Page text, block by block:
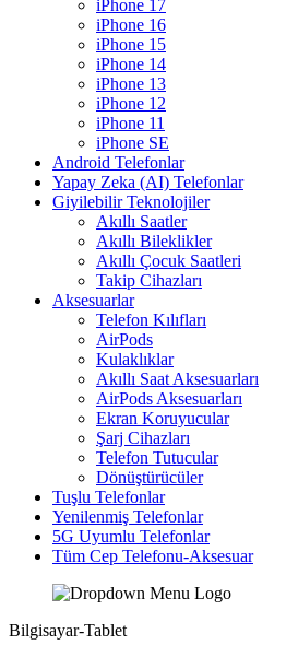
iPhone 17
iPhone 16
iPhone 15
iPhone 14
iPhone 13
iPhone 12
iPhone 11
iPhone SE
Android Telefonlar
Yapay Zeka (AI) Telefonlar
Giyilebilir Teknolojiler
Akıllı Saatler
Akıllı Bileklikler
Akıllı Çocuk Saatleri
Takip Cihazları
Aksesuarlar
Telefon Kılıfları
AirPods
Kulaklıklar
Akıllı Saat Aksesuarları
AirPods Aksesuarları
Ekran Koruyucular
Şarj Cihazları
Telefon Tutucular
Dönüştürücüler
Tuşlu Telefonlar
Yenilenmiş Telefonlar
5G Uyumlu Telefonlar
Tüm Cep Telefonu-Aksesuar
Bilgisayar-Tablet